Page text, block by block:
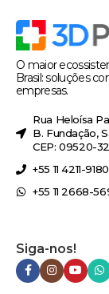
O maior
Brasil: soluções
empresas.
Rua Heloísa
B. Fundação,
CEP: 09520-
+55 11 4211-9180
+55 11 2668-
Siga-nos!